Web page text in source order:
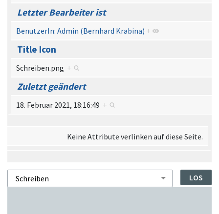
Letzter Bearbeiter ist
BenutzerIn: Admin (Bernhard Krabina) +
Title Icon
Schreiben.png +
Zuletzt geändert
18. Februar 2021, 18:16:49 +
Keine Attribute verlinken auf diese Seite.